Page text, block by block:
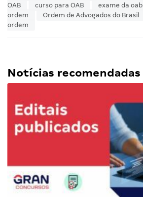
OAB
curso para OAB exame da oab
ordem
Ordem de Advogados do Brasil
ordem
Notícias recomendadas